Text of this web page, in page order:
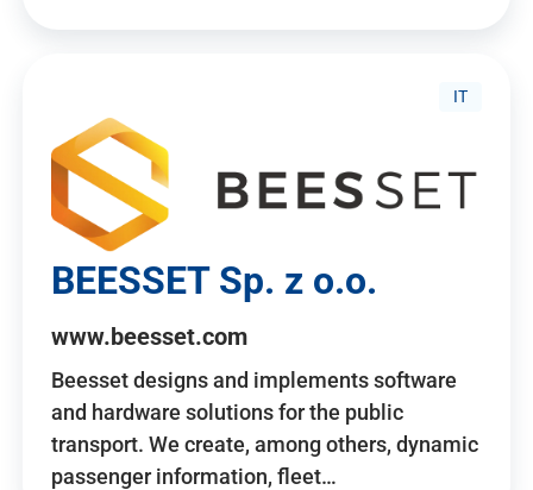
IT
BEESSET Sp. z o.o.
www.beesset.com
Beesset designs and implements software
and hardware solutions for the public
transport. We create, among others, dynamic
passenger information, fleet…